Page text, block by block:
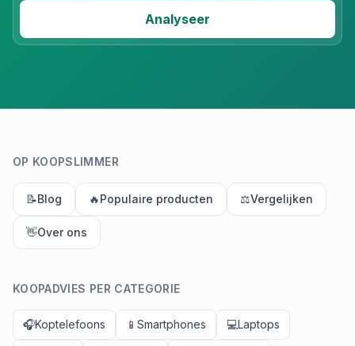
Analyseer
OP KOOPSLIMMER
📝Blog 🔥Populaire producten ⚖️Vergelijken
👋Over ons
KOOPADVIES PER CATEGORIE
🎧Koptelefoons 📱 Smartphones 💻Laptops